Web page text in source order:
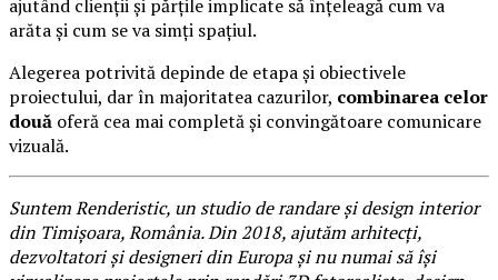
ajutând clienții și părțile implicate să înțeleagă cum va
arăta și cum se va simți spațiul.
Alegerea potrivită depinde de etapa și obiectivele
proiectului, dar în majoritatea cazurilor, combinarea celor
două oferă cea mai completă și convingătoare comunicare
vizuală.
Suntem Renderistic, un studio de randare și design interior
din Timișoara, România. Din 2018, ajutăm arhitecți,
dezvoltatori și designeri din Europa și nu numai să își